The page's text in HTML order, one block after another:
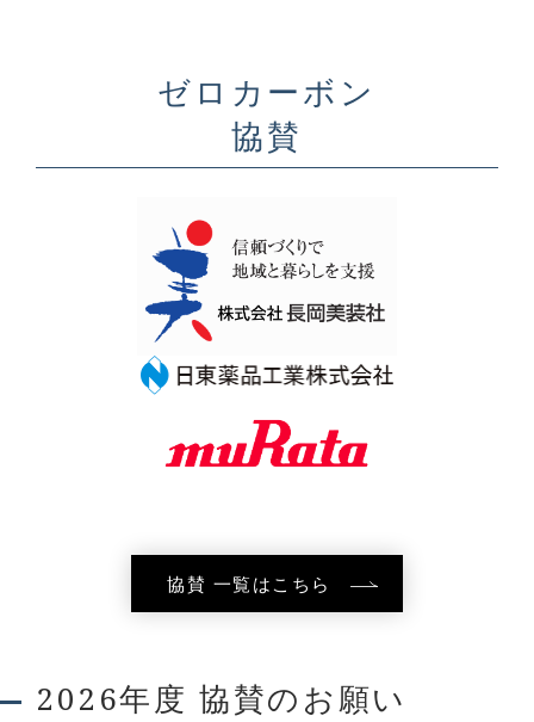
ゼロカーボン
協賛
協賛 一覧はこちら
2026年度 協賛のお願い